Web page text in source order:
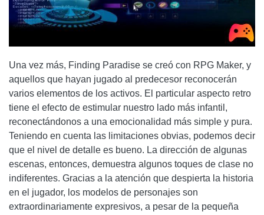
Una vez más, Finding Paradise se creó con RPG Maker, y
aquellos que hayan jugado al predecesor reconocerán
varios elementos de los activos. El particular aspecto retro
tiene el efecto de estimular nuestro lado más infantil,
reconectándonos a una emocionalidad más simple y pura.
Teniendo en cuenta las limitaciones obvias, podemos decir
que el nivel de detalle es bueno. La dirección de algunas
escenas, entonces, demuestra algunos toques de clase no
indiferentes. Gracias a la atención que despierta la historia
en el jugador, los modelos de personajes son
extraordinariamente expresivos, a pesar de la pequeña